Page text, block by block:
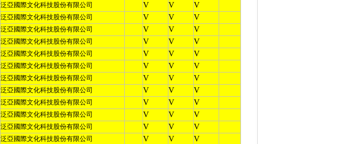
泛亞國際文化科技股份有限公司 V V V
泛亞國際文化科技股份有限公司 V V V
泛亞國際文化科技股份有限公司 V V V
泛亞國際文化科技股份有限公司 V V V
泛亞國際文化科技股份有限公司 V V V
泛亞國際文化科技股份有限公司 V V V
泛亞國際文化科技股份有限公司 V V V
泛亞國際文化科技股份有限公司 V V V
泛亞國際文化科技股份有限公司 V V V
泛亞國際文化科技股份有限公司 V V V
泛亞國際文化科技股份有限公司 V V V
泛亞國際文化科技股份有限公司 V V V